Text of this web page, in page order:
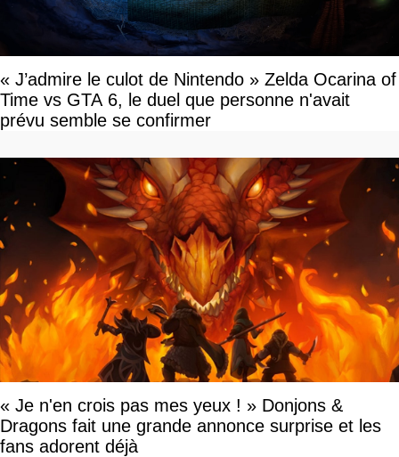
« J’admire le culot de Nintendo » Zelda Ocarina of
Time vs GTA 6, le duel que personne n'avait
prévu semble se confirmer
« Je n'en crois pas mes yeux ! » Donjons &
Dragons fait une grande annonce surprise et les
fans adorent déjà